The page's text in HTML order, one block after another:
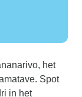
het
Spot
in het